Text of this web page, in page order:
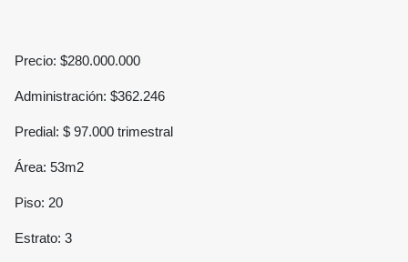
Precio: $280.000.000
Administración: $362.246
Predial: $ 97.000 trimestral
Área: 53m2
Piso: 20
Estrato: 3